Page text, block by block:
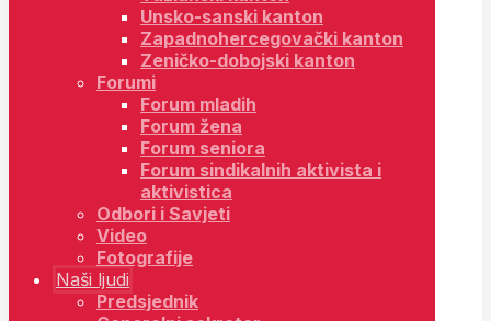
Unsko-sanski kanton
Zapadnohercegovački kanton
Zeničko-dobojski kanton
Forumi
Forum mladih
Forum žena
Forum seniora
Forum sindikalnih aktivista i
aktivistica
Odbori i Savjeti
Video
Fotografije
Naši ljudi
Predsjednik